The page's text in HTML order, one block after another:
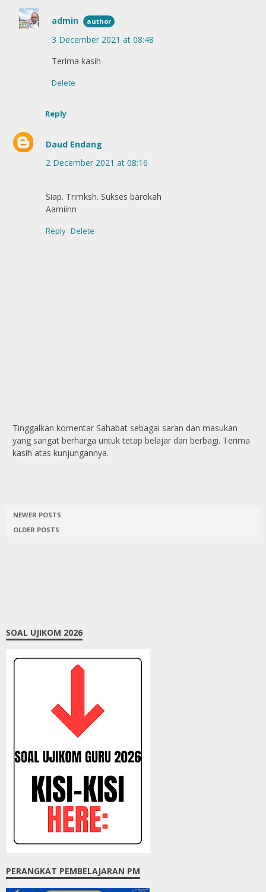
admin
3 December 2021 at 08:48
Terima kasih
Delete
Reply
Daud Endang
2 December 2021 at 08:16
Siap. Trimksh. Sukses barokah
Aamiinn
Reply Delete
Tinggalkan komentar Sahabat sebagai saran dan masukan
yang sangat berharga untuk tetap belajar dan berbagi. Terima
kasih atas kunjungannya.
NEWER POSTS
OLDER POSTS
SOAL UJIKOM 2026
PERANGKAT PEMBELAJARAN PM